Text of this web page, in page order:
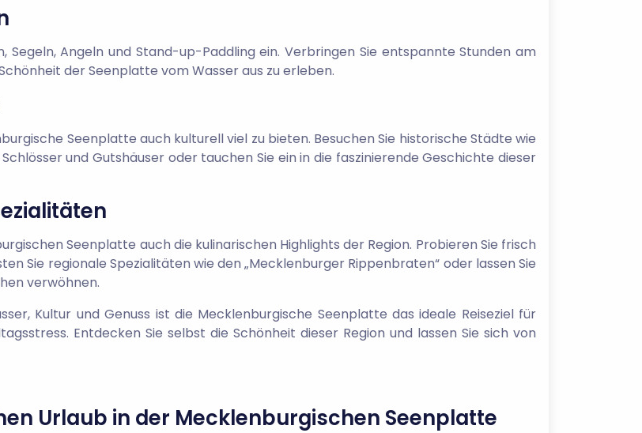
Segeln, Angeln und Stand-up-Paddling ein. Verbringen Sie entspannte Stunden am
der Seenplatte vom Wasser aus zu erleben.
Seenplatte auch kulturell viel zu bieten. Besuchen Sie historische Städte wie
und Gutshäuser oder tauchen Sie ein in die faszinierende Geschichte dieser
Seenplatte auch die kulinarischen Highlights der Region. Probieren Sie frisch
Sie regionale Spezialitäten wie den „Mecklenburger Rippenbraten“ oder lassen Sie
verwöhnen.
Kultur und Genuss ist die Mecklenburgische Seenplatte das ideale Reiseziel für
Entdecken Sie selbst die Schönheit dieser Region und lassen Sie sich von
Urlaub in der Mecklenburgischen Seenplatte